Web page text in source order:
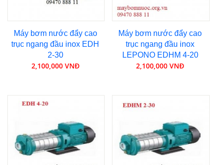
Máy bơm nước đẩy cao
trục ngang đầu inox EDH
2-30
2,100,000 VNĐ
Máy bơm nước đẩy cao
trục ngang đầu inox
LEPONO EDHM 4-20
2,100,000 VNĐ